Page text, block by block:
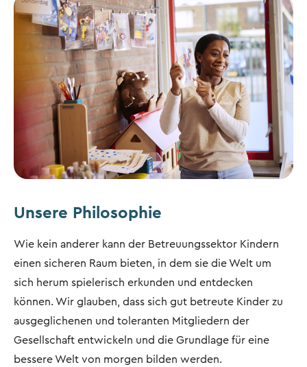
Unsere Philosophie
Wie kein anderer kann der Betreuungssektor Kindern
einen sicheren Raum bieten, in dem sie die Welt um
sich herum spielerisch erkunden und entdecken
können. Wir glauben, dass sich gut betreute Kinder zu
ausgeglichenen und toleranten Mitgliedern der
Gesellschaft entwickeln und die Grundlage für eine
bessere Welt von morgen bilden werden.